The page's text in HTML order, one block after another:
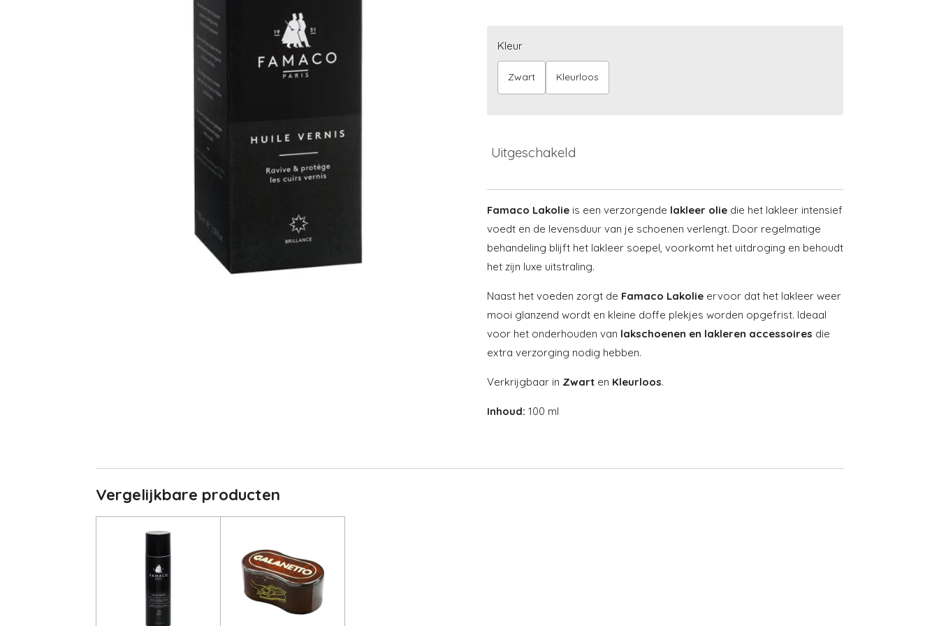
Kleur
Zwart Kleurloos
Uitgeschakeld
Famaco Lakolie is een verzorgende lakleer olie die het lakleer intensief
voedt en de levensduur van je schoenen verlengt. Door regelmatige
behandeling blijft het lakleer soepel, voorkomt het uitdroging en behoudt
het zijn luxe uitstraling.
Naast het voeden zorgt de Famaco Lakolie ervoor dat het lakleer weer
mooi glanzend wordt en kleine doffe plekjes worden opgefrist. Ideaal
voor het onderhouden van lakschoenen en lakleren accessoires die
extra verzorging nodig hebben.
Verkrijgbaar in Zwart en Kleurloos.
Inhoud: 100 ml
Vergelijkbare producten